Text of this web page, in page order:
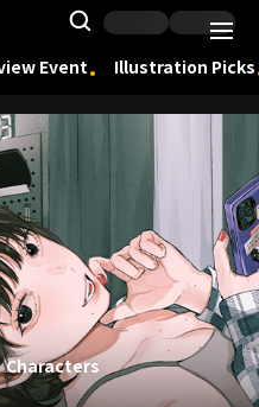
Search
Event Illustration Picks
Characters